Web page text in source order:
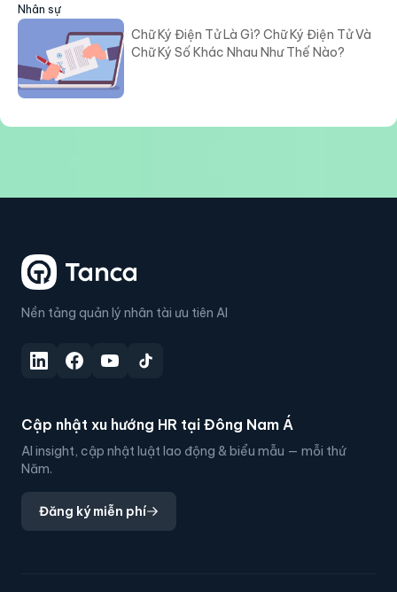
Nhân sự
Chữ Ký Điện Tử Là Gì? Chữ Ký Điện Tử Và
Chữ Ký Số Khác Nhau Như Thế Nào?
Nền tảng quản lý nhân tài ưu tiên AI
Cập nhật xu hướng HR tại Đông Nam Á
AI insight, cập nhật luật lao động & biểu mẫu — mỗi thứ
Năm.
Đăng ký miễn phí